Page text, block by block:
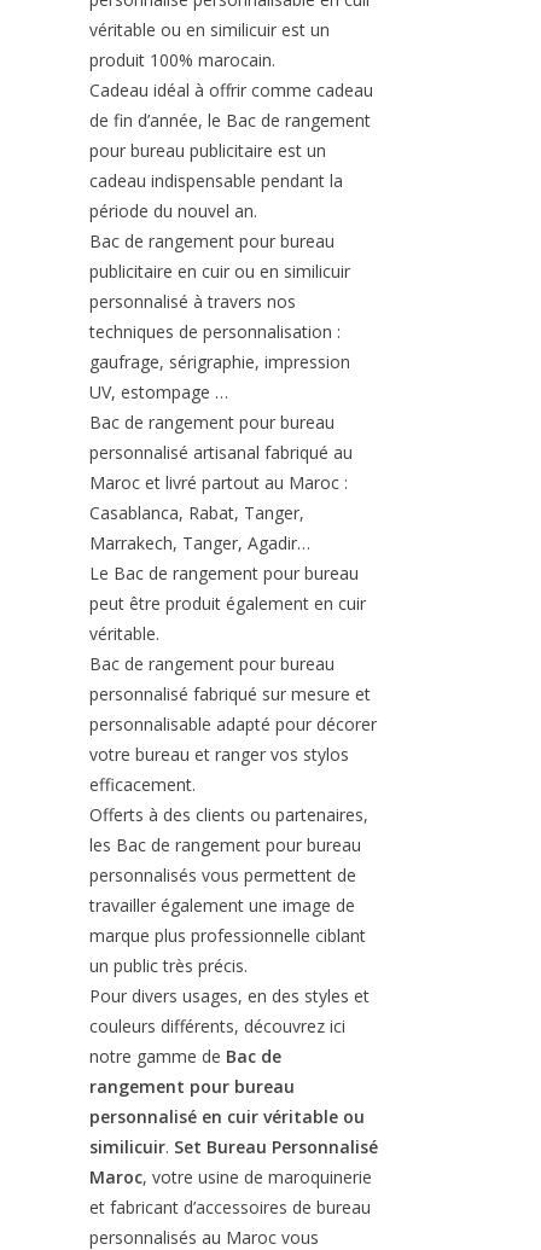
véritable ou en similicuir est un
produit 100% marocain.
Cadeau idéal à offrir comme cadeau
de fin d’année, le Bac de rangement
pour bureau publicitaire est un
cadeau indispensable pendant la
période du nouvel an.
Bac de rangement pour bureau
publicitaire en cuir ou en similicuir
personnalisé à travers nos
techniques de personnalisation :
gaufrage, sérigraphie, impression
UV, estompage …
Bac de rangement pour bureau
personnalisé artisanal fabriqué au
Maroc et livré partout au Maroc :
Casablanca, Rabat, Tanger,
Marrakech, Tanger, Agadir…
Le Bac de rangement pour bureau
peut être produit également en cuir
véritable.
Bac de rangement pour bureau
personnalisé fabriqué sur mesure et
personnalisable adapté pour décorer
votre bureau et ranger vos stylos
efficacement.
Offerts à des clients ou partenaires,
les Bac de rangement pour bureau
personnalisés vous permettent de
travailler également une image de
marque plus professionnelle ciblant
un public très précis.
Pour divers usages, en des styles et
couleurs différents, découvrez ici
notre gamme de Bac de
rangement pour bureau
personnalisé en cuir véritable ou
similicuir. Set Bureau Personnalisé
Maroc, votre usine de maroquinerie
et fabricant d’accessoires de bureau
personnalisés au Maroc vous